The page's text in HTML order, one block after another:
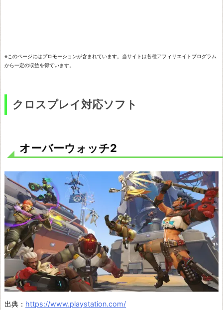
ー
ウ
チ
a
l
l
G
u
y
s
A
※このページにはプロモーションが含まれています。当サイトは各種アフィリエイトプログラム
から一定の収益を得ています。
クロスプレイ対応ソフト
オーバーウォッチ2
出典： https://www.playstation.com/